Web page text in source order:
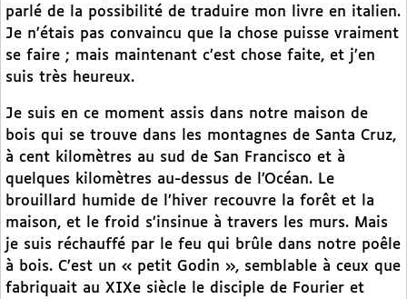
parlé de la possibilité de traduire mon livre en italien.
Je n’étais pas convaincu que la chose puisse vraiment
se faire ; mais maintenant c’est chose faite, et j’en
suis très heureux.
Je suis en ce moment assis dans notre maison de
bois qui se trouve dans les montagnes de Santa Cruz,
à cent kilomètres au sud de San Francisco et à
quelques kilomètres au-dessus de l’Océan. Le
brouillard humide de l’hiver recouvre la forêt et la
maison, et le froid s’insinue à travers les murs. Mais
je suis réchauffé par le feu qui brûle dans notre poêle
à bois. C’est un « petit Godin », semblable à ceux que
fabriquait au XIXe siècle le disciple de Fourier et